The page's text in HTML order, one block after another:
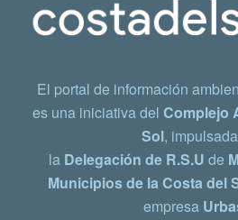
El portal de información
es una iniciativa delComplejo
Sol,
la Delegación de R.S.U de
Municipios de la Costa del
empresa